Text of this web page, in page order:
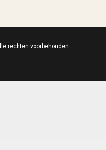
rechten voorbehouden –